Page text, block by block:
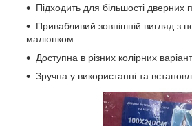
Підходить для більшості дверних
Привабливий зовнішній вигляд з
малюнком
Доступна в різних колірних
Зручна у використанні та